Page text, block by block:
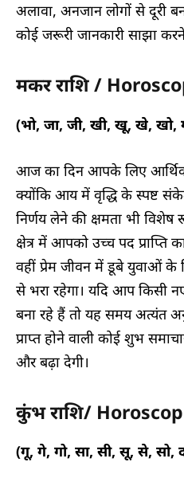
अलावा, अनजान लोगों से दूरी
कोई जरूरी जानकारी साझा
मकर राशि /
(भो, जा, जी, खी, खू, खे, खो,
आज का दिन आपके लिए
क्योंकि आय में वृद्धि के स्पष्ट
निर्णय लेने की क्षमता भी विशेष
क्षेत्र में आपको उच्च पद
वहीं प्रेम जीवन में डूबे युवाओं के
से भरा रहेगा। यदि आप किसी
बना रहे हैं तो यह समय अत्यंत
प्राप्त होने वाली कोई शुभ
और बढ़ा देगी।
कुंभ राशि/
(गू, गे, गो, सा, सी, सू, से, सो,